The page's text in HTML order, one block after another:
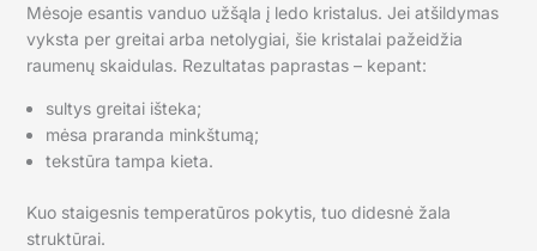
Mėsoje esantis vanduo užšąla į ledo kristalus. Jei atšildymas
vyksta per greitai arba netolygiai, šie kristalai pažeidžia
raumenų skaidulas. Rezultatas paprastas – kepant:
sultys greitai išteka;
mėsa praranda minkštumą;
tekstūra tampa kieta.
Kuo staigesnis temperatūros pokytis, tuo didesnė žala
struktūrai.